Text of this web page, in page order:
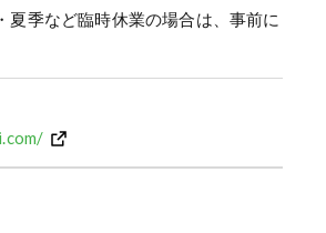
夏季など臨時休業の場合は、事前に